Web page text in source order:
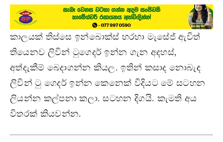
කාලයක් තිස්සෙ ඉන්බොක්ස් හරහා මැසේජ් ඇවිත්
තියෙනව ලිවින් ටුගෙදර් ඉන්න ගැන අදහස්,
අත්දැකීම් බෙදාගන්න කියල. ඉතින් කසාද නොබැඳ
ලිවින් ටු ගෙදර් ඉන්න කෙනෙක් විදියට මේ සටහන
ලියන්න කල්පනා කලා. සටහන දිගයි. කැමති අය
විතරක් කියවන්න.